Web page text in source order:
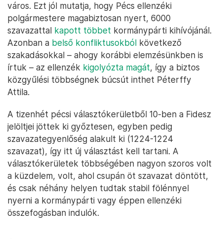
város. Ezt jól mutatja, hogy Pécs ellenzéki
polgármestere magabiztosan nyert, 6000
szavazattal kapott többet kormánypárti kihívójánál.
Azonban a belső konfliktusokból következő
szakadásokkal – ahogy korábbi elemzésünkben is
írtuk – az ellenzék kigolyózta magát, így a biztos
közgyűlési többségnek búcsút inthet Péterffy
Attila.
A tizenhét pécsi választókerületből 10-ben a Fidesz
jelöltjei jöttek ki győztesen, egyben pedig
szavazategyenlőség alakult ki (1224-1224
szavazat), így itt új választást kell tartani. A
választókerületek többségében nagyon szoros volt
a küzdelem, volt, ahol csupán öt szavazat döntött,
és csak néhány helyen tudtak stabil fölénnyel
nyerni a kormánypárti vagy éppen ellenzéki
összefogásban indulók.